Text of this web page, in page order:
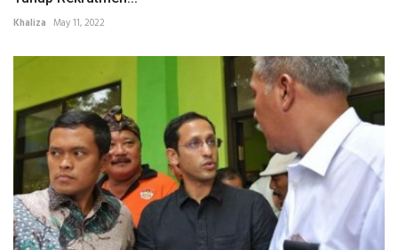
Khaliza May 11, 2022